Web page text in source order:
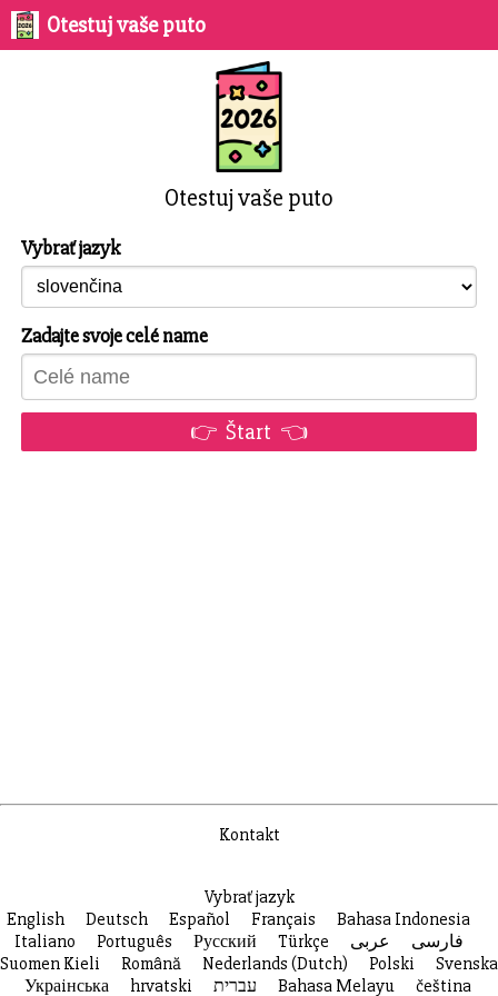
Otestuj vaše puto
Otestuj vaše puto
Vybrať jazyk
Zadajte svoje celé name
👉 Štart 👈
Kontakt
Vybrať jazyk
English
Deutsch Español Français
Bahasa Indonesia
Italiano
Português Русский Türkçe فارسی
عربى
Suomen Kieli
Română Nederlands (Dutch) Polski
Svenska
Украiнська
hrvatski עברית Bahasa Melayu čeština